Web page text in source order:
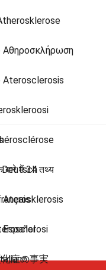
में 34 तथ्य
症の事実